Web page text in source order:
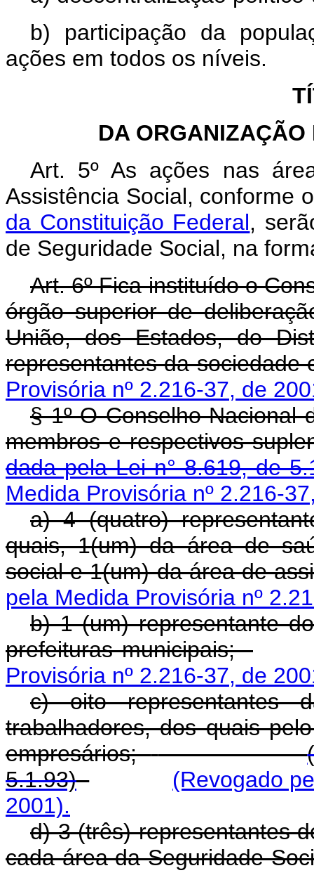
b) participação da
ações em todos os níveis.
DA
Art. 5º As ações nas
Assistência Social, conforme
da Constituição Federal,
de Seguridade Social, na
Art. 6º Fica instituído o
órgão superior de
União, dos Estados, do
representantes da sociedade
Provisória nº 2.216-37, de
§ 1º O Conselho Nacional
membros e respectivos
dada pela Lei n° 8.619, de
Medida Provisória nº 2.216-
a) 4 (quatro)
quais, 1(um) da área de
social e 1(um) da área de
pela Medida Provisória nº
b) 1 (um) representante
prefeituras municipais;
Provisória nº 2.216-37, de
c) oito representantes
trabalhadores, dos quais
empresários;
5.1.93)
(Revogado
2001).
d) 3 (três) representantes
cada área da Seguridade